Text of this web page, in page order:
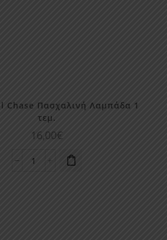
Chase Πασχαλινή Λαμπάδα 1
τεμ.
16,00€
Paw